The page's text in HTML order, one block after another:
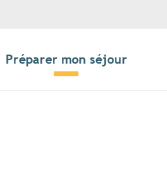
Préparer mon séjour